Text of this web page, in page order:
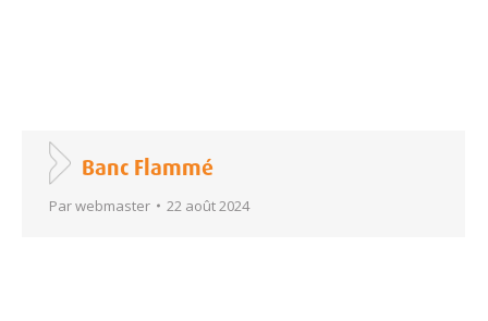
Banc Flammé
Parwebmaster 22 août 2024